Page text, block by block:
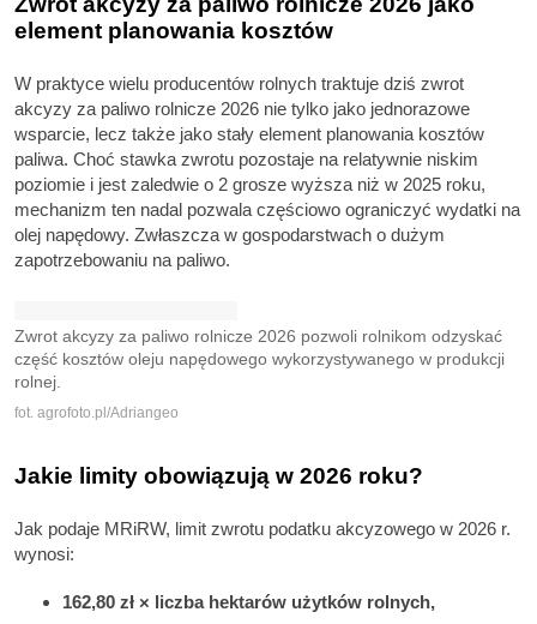
element planowania kosztów
W praktyce wielu producentów rolnych traktuje dziś zwrot
akcyzy za paliwo rolnicze 2026 nie tylko jako jednorazowe
wsparcie, lecz także jako stały element planowania kosztów
paliwa. Choć stawka zwrotu pozostaje na relatywnie niskim
poziomie i jest zaledwie o 2 grosze wyższa niż w 2025 roku,
mechanizm ten nadal pozwala częściowo ograniczyć wydatki na
olej napędowy. Zwłaszcza w gospodarstwach o dużym
zapotrzebowaniu na paliwo.
Zwrot akcyzy za paliwo rolnicze 2026 pozwoli rolnikom odzyskać
część kosztów oleju napędowego wykorzystywanego w produkcji
rolnej.
fot. agrofoto.pl/Adriangeo
Jakie limity obowiązują w 2026 roku?
Jak podaje MRiRW, limit zwrotu podatku akcyzowego w 2026 r.
wynosi:
162,80 zł × liczba hektarów użytków rolnych,